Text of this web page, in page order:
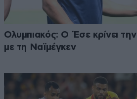
Ολυμπιακός: Ο Έσε κρίνει
με τη Ναϊμέγκεν